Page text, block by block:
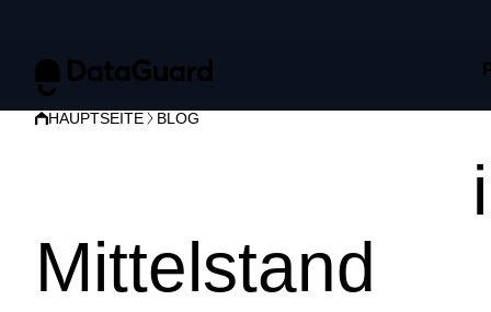
HAUPTSEITE BLOG
Mittelstand